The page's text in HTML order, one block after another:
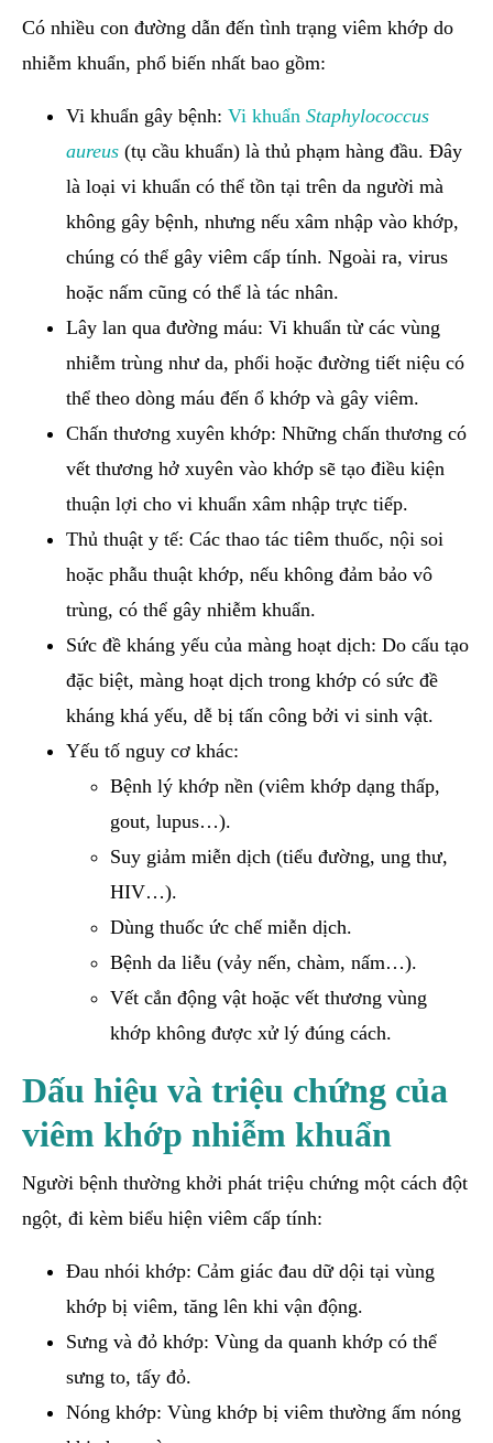
Có nhiều con đường dẫn đến tình trạng viêm khớp do
nhiễm khuẩn, phổ biến nhất bao gồm:
Vi khuẩn gây bệnh: Vi khuẩn Staphylococcus
aureus (tụ cầu khuẩn) là thủ phạm hàng đầu. Đây
là loại vi khuẩn có thể tồn tại trên da người mà
không gây bệnh, nhưng nếu xâm nhập vào khớp,
chúng có thể gây viêm cấp tính. Ngoài ra, virus
hoặc nấm cũng có thể là tác nhân.
Lây lan qua đường máu: Vi khuẩn từ các vùng
nhiễm trùng như da, phổi hoặc đường tiết niệu có
thể theo dòng máu đến ổ khớp và gây viêm.
Chấn thương xuyên khớp: Những chấn thương có
vết thương hở xuyên vào khớp sẽ tạo điều kiện
thuận lợi cho vi khuẩn xâm nhập trực tiếp.
Thủ thuật y tế: Các thao tác tiêm thuốc, nội soi
hoặc phẫu thuật khớp, nếu không đảm bảo vô
trùng, có thể gây nhiễm khuẩn.
Sức đề kháng yếu của màng hoạt dịch: Do cấu tạo
đặc biệt, màng hoạt dịch trong khớp có sức đề
kháng khá yếu, dễ bị tấn công bởi vi sinh vật.
Yếu tố nguy cơ khác:
Bệnh lý khớp nền (viêm khớp dạng thấp,
gout, lupus…).
Suy giảm miễn dịch (tiểu đường, ung thư,
HIV…).
Dùng thuốc ức chế miễn dịch.
Bệnh da liễu (vảy nến, chàm, nấm…).
Vết cắn động vật hoặc vết thương vùng
khớp không được xử lý đúng cách.
Dấu hiệu và triệu chứng của
viêm khớp nhiễm khuẩn
Người bệnh thường khởi phát triệu chứng một cách đột
ngột, đi kèm biểu hiện viêm cấp tính:
Đau nhói khớp: Cảm giác đau dữ dội tại vùng
khớp bị viêm, tăng lên khi vận động.
Sưng và đỏ khớp: Vùng da quanh khớp có thể
sưng to, tấy đỏ.
Nóng khớp: Vùng khớp bị viêm thường ấm nóng